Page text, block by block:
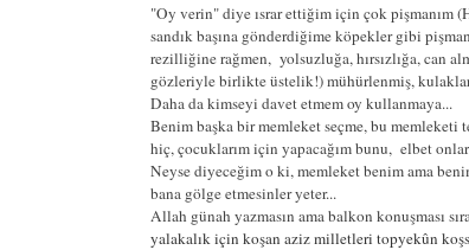
"Oy verin" diye ısrar ettiğim için çok pişmanım
sandık başına gönderdiğime köpekler gibi
rezilliğine rağmen, yolsuzluğa, hırsızlığa, can
gözleriyle birlikte üstelik!) mühürlenmiş,
Daha da kimseyi davet etmem oy kullanmaya...
Benim başka bir memleket seçme, bu memleketi
hiç, çocuklarım için yapacağım bunu, elbet
Neyse diyeceğim o ki, memleket benim ama
bana gölge etmesinler yeter...
Allah günah yazmasın ama balkon konuşması
yalakalık için koşan aziz milletleri topyekûn